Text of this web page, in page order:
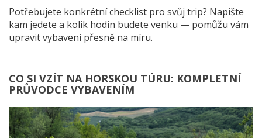
Potřebujete konkrétní checklist pro svůj trip? Napište
kam jedete a kolik hodin budete venku — pomůžu vám
upravit vybavení přesně na míru.
CO SI VZÍT NA HORSKOU TÚRU: KOMPLETNÍ
PRŮVODCE VYBAVENÍM